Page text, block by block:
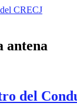
CRECJ
antena
del